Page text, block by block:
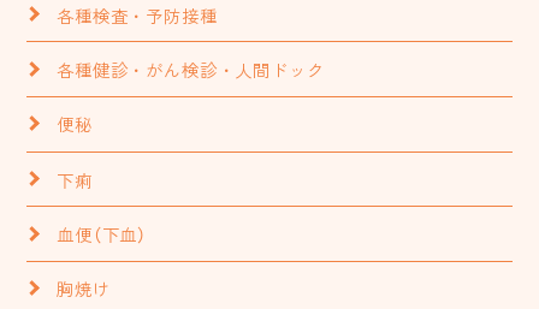
各種検査・予防接種
各種健診・がん検診・人間ドック
便秘
下痢
血便（下血）
胸焼け